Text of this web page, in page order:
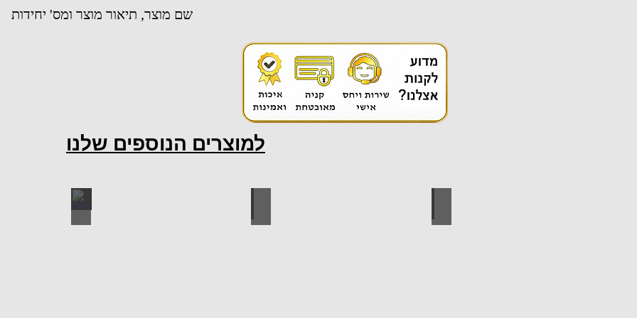
שם מוצר, תיאור מוצר ומס' יחידות
למוצרים הנוספים שלנו
ברגים